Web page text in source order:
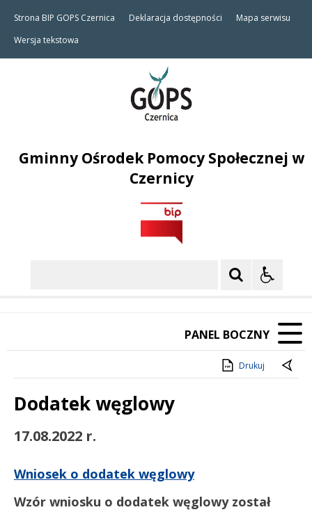
Strona BIP GOPS Czernica Deklaracja dostępności
Mapa serwisu
Wersja tekstowa
Gminny Ośrodek Pomocy Społecznej w
Czernicy
PANEL BOCZNY
Drukuj
Dodatek węglowy
Treść
17.08.2022 r.
Wniosek o dodatek węglowy
Wzór wniosku o dodatek węglowy został